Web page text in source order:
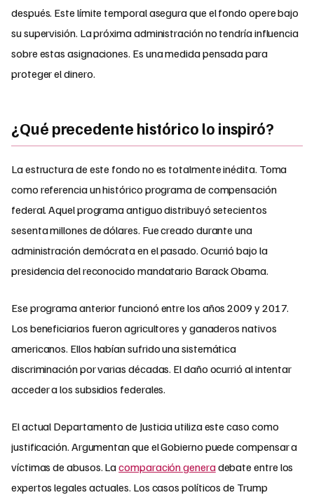
después. Este límite temporal asegura que el fondo opere bajo
su supervisión. La próxima administración no tendría influencia
sobre estas asignaciones. Es una medida pensada para
proteger el dinero.
¿Qué precedente histórico lo inspiró?
La estructura de este fondo no es totalmente inédita. Toma
como referencia un histórico programa de compensación
federal. Aquel programa antiguo distribuyó setecientos
sesenta millones de dólares. Fue creado durante una
administración demócrata en el pasado. Ocurrió bajo la
presidencia del reconocido mandatario Barack Obama.
Ese programa anterior funcionó entre los años 2009 y 2017.
Los beneficiarios fueron agricultores y ganaderos nativos
americanos. Ellos habían sufrido una sistemática
discriminación por varias décadas. El daño ocurrió al intentar
acceder a los subsidios federales.
El actual Departamento de Justicia utiliza este caso como
justificación. Argumentan que el Gobierno puede compensar a
víctimas de abusos. Lacomparación generadebate entre los
expertos legales actuales. Los casos políticos de Trump